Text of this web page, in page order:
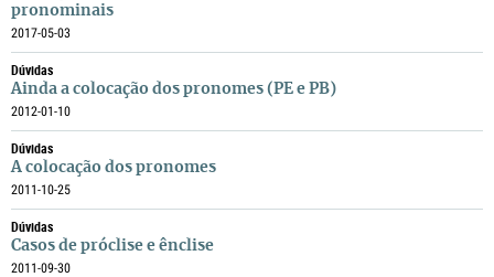
pronominais
2017-05-03
Dúvidas
Ainda a colocação dos pronomes (PE e PB)
2012-01-10
Dúvidas
A colocação dos pronomes
2011-10-25
Dúvidas
Casos de próclise e ênclise
2011-09-30